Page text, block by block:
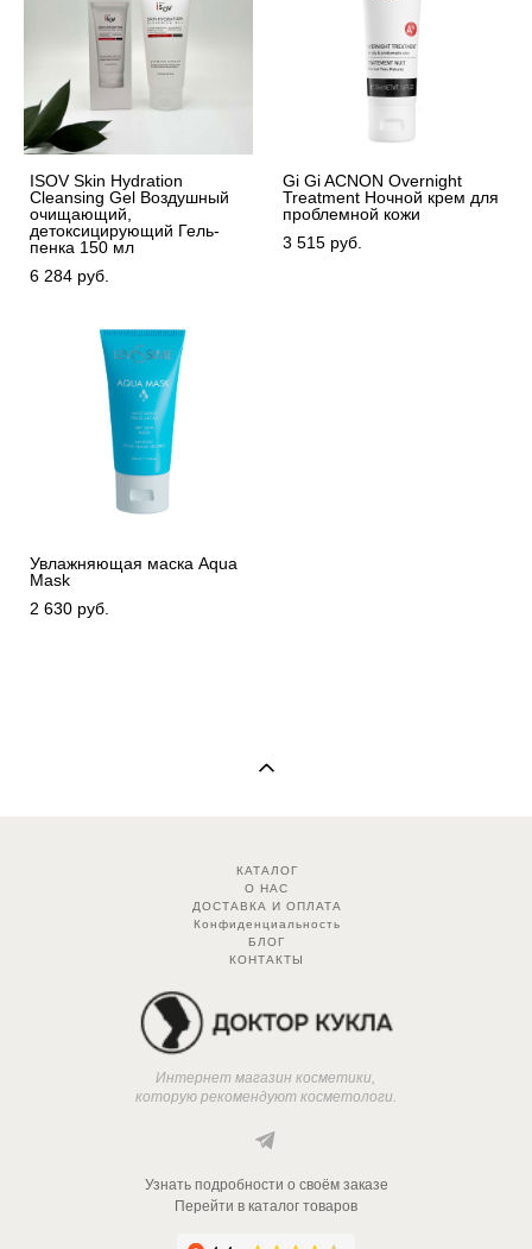
ISOV Skin Hydration
Cleansing Gel Воздушный
очищающий,
детоксицирующий Гель-
пенка 150 мл
6 284 pуб.
Gi Gi ACNON Overnight
Treatment Ночной крем для
проблемной кожи
3 515 pуб.
Увлажняющая маска Aqua
Mask
2 630 pуб.
КАТАЛОГ
О НАС
ДОСТАВКА И ОПЛАТА
Конфиденциальность
БЛОГ
КОНТАКТЫ
Интернет магазин косметики,
которую рекомендуют косметологи.
Узнать подробности о своём заказе
Перейти в каталог товаров